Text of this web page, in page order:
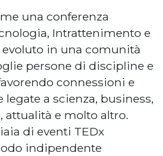
una conferenza
Intrattenimento e
evoluto in una comunità
persone di discipline e
connessioni e
a scienza, business,
attualità e molto altro.
di eventi TEDx
indipendente